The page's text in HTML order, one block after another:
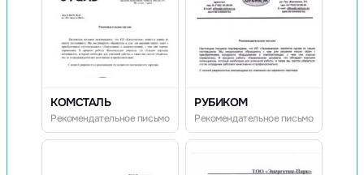
КОМСТАЛЬ
Рекомендательное письмо
РУБИКОМ
Рекомендательное письмо